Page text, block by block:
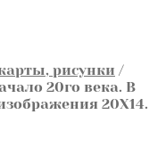
рисунки /
20го века. В
20Х14.